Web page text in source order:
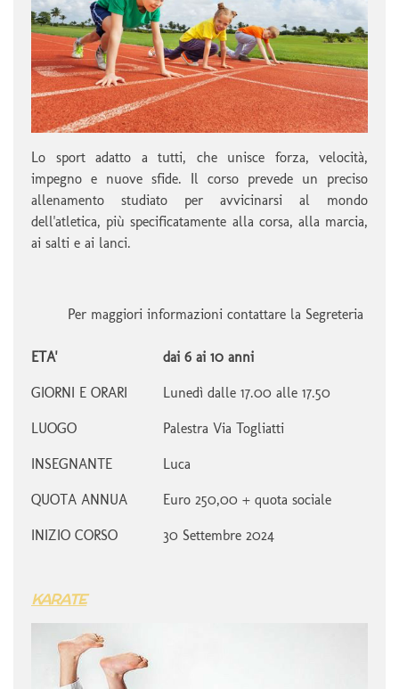
Lo sport adatto a tutti, che unisce forza, velocità,
impegno e nuove sfide. Il corso prevede un preciso
allenamento studiato per avvicinarsi al mondo
dell'atletica, più specificatamente alla corsa, alla marcia,
ai salti e ai lanci.
Per maggiori informazioni contattare la Segreteria
ETA' dai 6 ai 10 anni
GIORNI E ORARI Lunedì dalle 17.00 alle 17.50
LUOGO Palestra Via Togliatti
INSEGNANTE Luca
QUOTA ANNUA Euro 250,00 + quota sociale
INIZIO CORSO 30 Settembre 2024
KARATE